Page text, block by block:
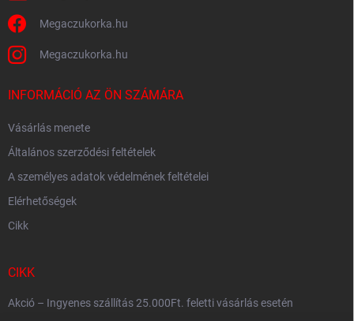
Megaczukorka.hu
Megaczukorka.hu
INFORMÁCIÓ AZ ÖN SZÁMÁRA
Vásárlás menete
Általános szerződési feltételek
A személyes adatok védelmének feltételei
Elérhetőségek
Cikk
CIKK
Akció – Ingyenes szállítás 25.000Ft. feletti vásárlás esetén